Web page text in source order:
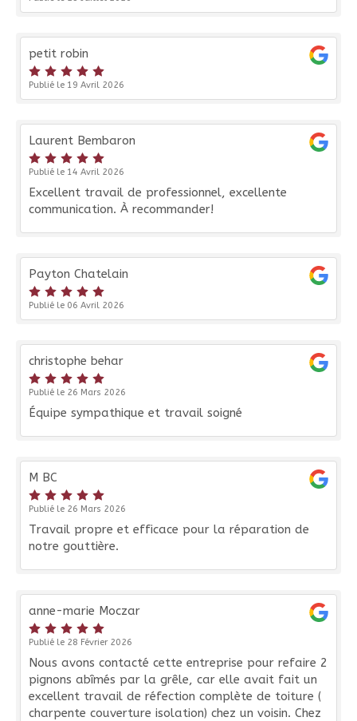
petit robin
Publié le 19 Avril 2026
Laurent Bembaron
Publié le 14 Avril 2026
Excellent travail de professionnel, excellente
communication. À recommander!
Payton Chatelain
Publié le 06 Avril 2026
christophe behar
Publié le 26 Mars 2026
Équipe sympathique et travail soigné
M BC
Publié le 26 Mars 2026
Travail propre et efficace pour la réparation de
notre gouttière.
anne-marie Moczar
Publié le 28 Février 2026
Nous avons contacté cette entreprise pour refaire 2
pignons abîmés par la grêle, car elle avait fait un
excellent travail de réfection complète de toiture (
charpente couverture isolation) chez un voisin. Chez